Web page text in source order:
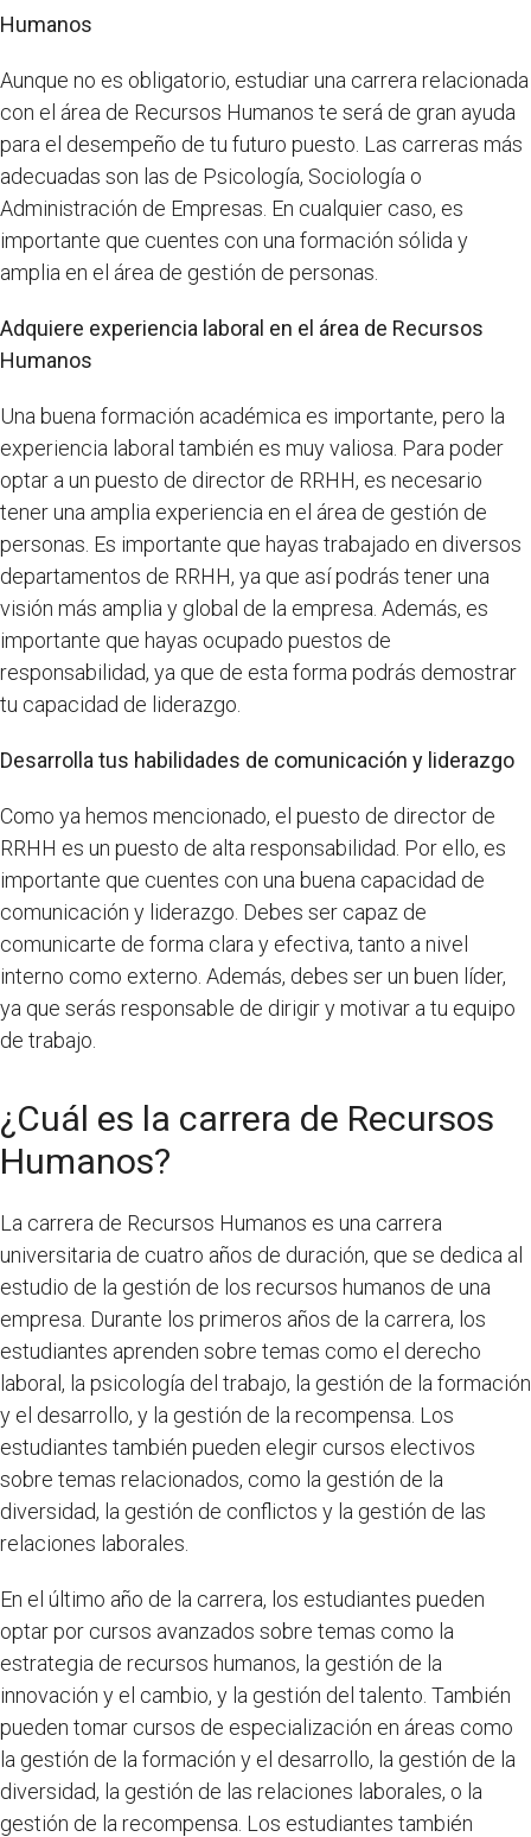
Humanos
Aunque no es obligatorio, estudiar una carrera relacionada
con el área de Recursos Humanos te será de gran ayuda
para el desempeño de tu futuro puesto. Las carreras más
adecuadas son las de Psicología, Sociología o
Administración de Empresas. En cualquier caso, es
importante que cuentes con una formación sólida y
amplia en el área de gestión de personas.
Adquiere experiencia laboral en el área de Recursos
Humanos
Una buena formación académica es importante, pero la
experiencia laboral también es muy valiosa. Para poder
optar a un puesto de director de RRHH, es necesario
tener una amplia experiencia en el área de gestión de
personas. Es importante que hayas trabajado en diversos
departamentos de RRHH, ya que así podrás tener una
visión más amplia y global de la empresa. Además, es
importante que hayas ocupado puestos de
responsabilidad, ya que de esta forma podrás demostrar
tu capacidad de liderazgo.
Desarrolla tus habilidades de comunicación y liderazgo
Como ya hemos mencionado, el puesto de director de
RRHH es un puesto de alta responsabilidad. Por ello, es
importante que cuentes con una buena capacidad de
comunicación y liderazgo. Debes ser capaz de
comunicarte de forma clara y efectiva, tanto a nivel
interno como externo. Además, debes ser un buen líder,
ya que serás responsable de dirigir y motivar a tu equipo
de trabajo.
¿Cuál es la carrera de Recursos
Humanos?
La carrera de Recursos Humanos es una carrera
universitaria de cuatro años de duración, que se dedica al
estudio de la gestión de los recursos humanos de una
empresa. Durante los primeros años de la carrera, los
estudiantes aprenden sobre temas como el derecho
laboral, la psicología del trabajo, la gestión de la formación
y el desarrollo, y la gestión de la recompensa. Los
estudiantes también pueden elegir cursos electivos
sobre temas relacionados, como la gestión de la
diversidad, la gestión de conflictos y la gestión de las
relaciones laborales.
En el último año de la carrera, los estudiantes pueden
optar por cursos avanzados sobre temas como la
estrategia de recursos humanos, la gestión de la
innovación y el cambio, y la gestión del talento. También
pueden tomar cursos de especialización en áreas como
la gestión de la formación y el desarrollo, la gestión de la
diversidad, la gestión de las relaciones laborales, o la
gestión de la recompensa. Los estudiantes también